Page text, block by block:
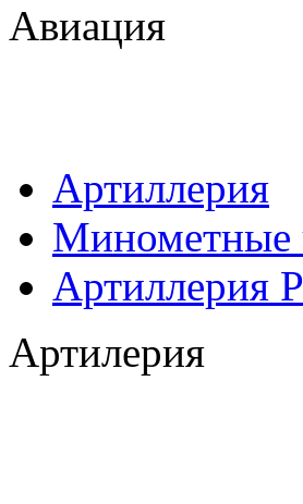
Авиация
Артиллерия
Минометные
Артиллерия
Артилерия